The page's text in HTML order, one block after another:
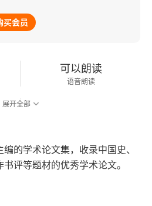
买会员
可以朗读
语音朗读
展开全部
的学术论文集，收录中国史、
评等题材的优秀学术论文。